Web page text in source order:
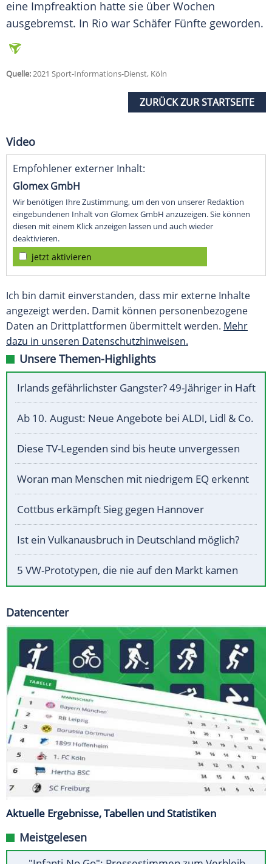
eine Impfreaktion hatte sie über Wochen
ausgebremst. In Rio war Schäfer Fünfte geworden.
Quelle:2021 Sport-Informations-Dienst, Köln
ZURÜCK ZUR STARTSEITE
Video
Empfohlener externer Inhalt:
Glomex GmbH
Wir benötigen Ihre Zustimmung, um den von unserer Redaktion
eingebundenen Inhalt von Glomex GmbH anzuzeigen. Sie können
diesen mit einem Klick anzeigen lassen und auch wieder
deaktivieren.
jetzt aktivieren
Ich bin damit einverstanden, dass mir externe Inhalte
angezeigt werden. Damit können personenbezogene
Daten an Drittplattformen übermittelt werden. Mehr
dazu in unseren Datenschutzhinweisen.
Unsere Themen-Highlights
Irlands gefährlichster Gangster? 49-Jähriger in Haft
Ab 10. August: Neue Angebote bei ALDI, Lidl & Co.
Diese TV-Legenden sind bis heute unvergessen
Woran man Menschen mit niedrigem EQ erkennt
Cottbus erkämpft Sieg gegen Hannover
Ist ein Vulkanausbruch in Deutschland möglich?
5 VW-Prototypen, die nie auf den Markt kamen
Datencenter
Aktuelle Ergebnisse, Tabellen und Statistiken
Meistgelesen